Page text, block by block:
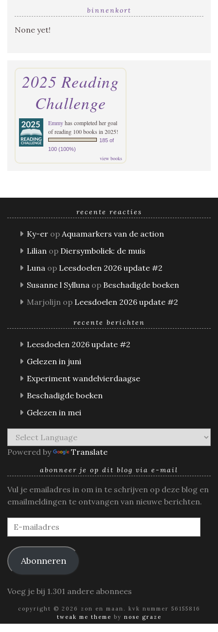
binnenkort
None yet!
2025 Reading
Challenge
Emmyhas completed her goal
of reading 100 books in 2025!
185 of
100 (100%)
view books
recente reacties
Ky-er op Aquamarkers van de action
Lilian op Diersymboliek: de muis
Luna op Leesdoelen 2026 update #2
Susanne l Sylluna op Beschadigde boeken
Marjolijn op Leesdoelen 2026 update #2
recente berichten
Leesdoelen 2026 update #2
Gelezen in juni
Experiment wandelvierdaagse
Beschadigde boeken
Gelezen in mei
Powered by Translate
abonneer je op dit blog via e-mail
Vul je emailadres in om in te schrijven op deze blog en
emailmeldingen te ontvangen van nieuwe berichten.
E-
mailadres
Abonneren
Voeg je bij 1.301 andere abonnees
copyright © 2026 zon en maan. kvk nummer 56155816
tweak me theme by nose graze